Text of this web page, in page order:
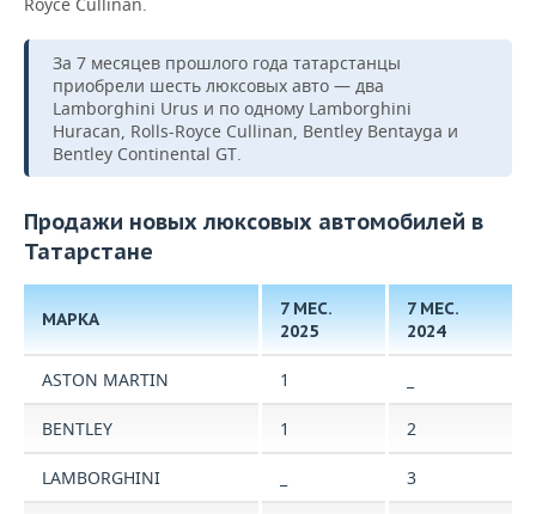
За 7 месяцев прошлого года татарстанцы
приобрели шесть люксовых авто — два
Lamborghini Urus и по одному Lamborghini
Huracan, Rolls-Royce Cullinan, Bentley Bentayga и
Bentley Continental GT.
Продажи новых люксовых автомобилей в
Татарстане
МАРКА
7 МЕС.
2025
7 МЕС.
2024
ASTON MARTIN 1
BENTLEY 1 2
LAMBORGHINI 3